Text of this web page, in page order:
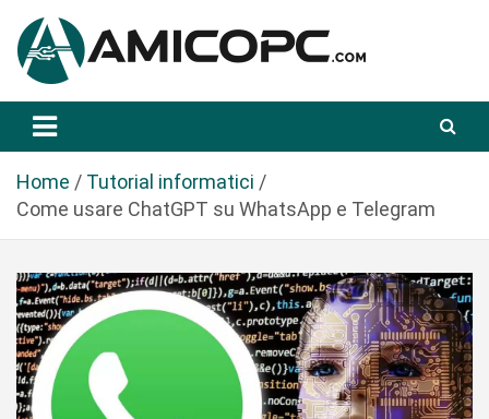
a
Amicopc.com
Home
Tutorial informatici
Come usare ChatGPT su WhatsApp e Telegram